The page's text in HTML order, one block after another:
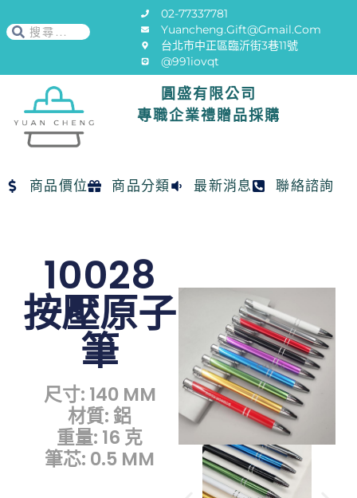
02-77337781
Yuancheng.gift@gmail.com
台北市中正區臨沂街3巷11號
@991iovqt
圓盛有限公司
專職企業禮贈品採購
商品價位 商品分類 最新消息 聯絡諮詢
10028
按壓原子
筆
尺寸: 140 MM
材質: 鋁
重量: 16 克
筆芯: 0.5 MM